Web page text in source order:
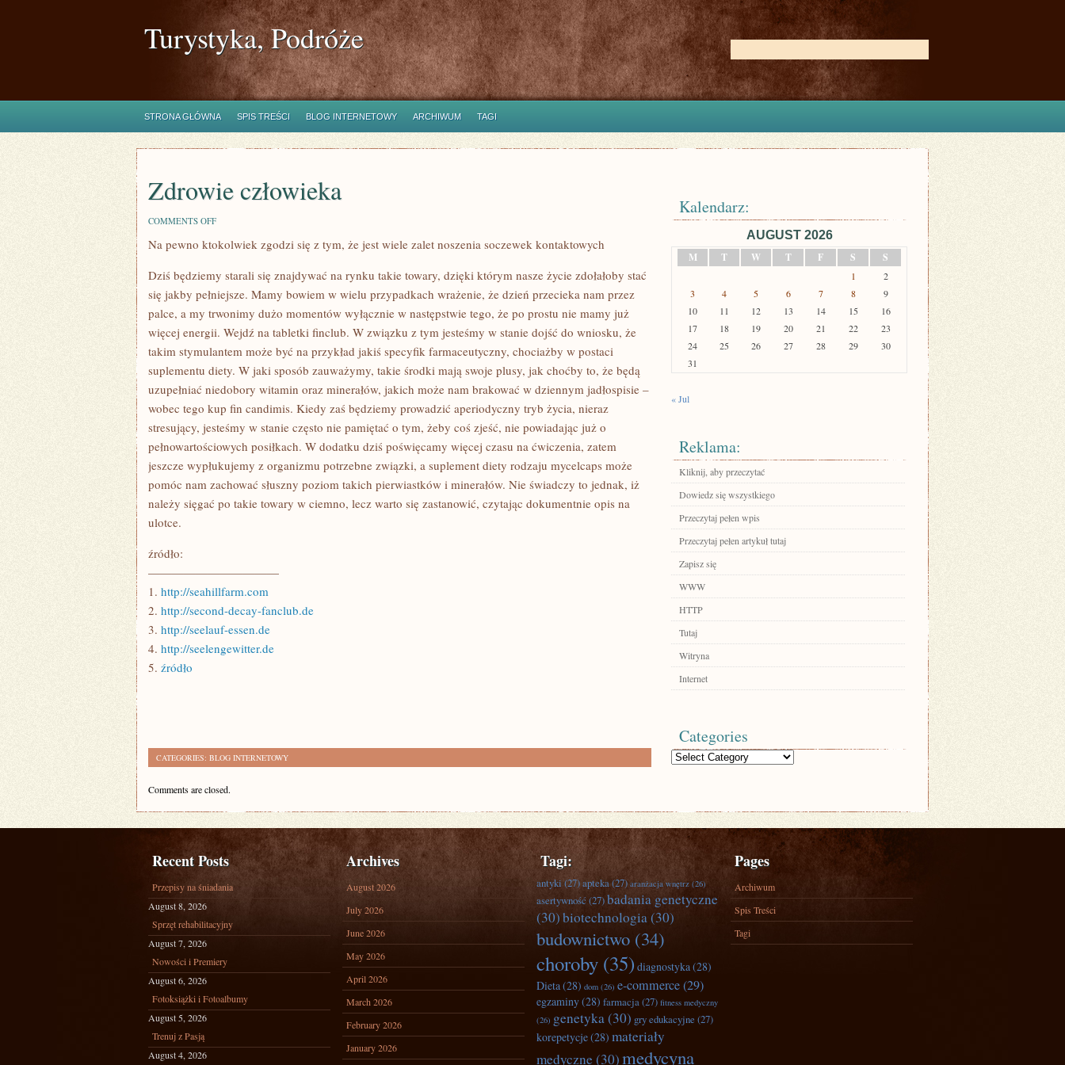
Turystyka, Podróże
STRONA GŁÓWNA SPIS TREŚCI BLOG INTERNETOWY ARCHIWUM TAGI
Zdrowie człowieka
COMMENTS OFFON
CZŁOWIEKA
Na pewno ktokolwiek zgodzi się z tym, że jest wiele zalet noszenia soczewek kontaktowych
Dziś będziemy starali się znajdywać na rynku takie towary, dzięki którym nasze życie zdołałoby stać
się jakby pełniejsze. Mamy bowiem w wielu przypadkach wrażenie, że dzień przecieka nam przez
palce, a my trwonimy dużo momentów wyłącznie w następstwie tego, że po prostu nie mamy już
więcej energii. Wejdź na tabletki finclub. W związku z tym jesteśmy w stanie dojść do wniosku, że
takim stymulantem może być na przykład jakiś specyfik farmaceutyczny, chociażby w postaci
suplementu diety. W jaki sposób zauważymy, takie środki mają swoje plusy, jak choćby to, że będą
uzupełniać niedobory witamin oraz minerałów, jakich może nam brakować w dziennym jadłospisie –
wobec tego kup fin candimis. Kiedy zaś będziemy prowadzić aperiodyczny tryb życia, nieraz
stresujący, jesteśmy w stanie często nie pamiętać o tym, żeby coś zjeść, nie powiadając już o
pełnowartościowych posiłkach. W dodatku dziś poświęcamy więcej czasu na ćwiczenia, zatem
jeszcze wypłukujemy z organizmu potrzebne związki, a suplement diety rodzaju mycelcaps może
pomóc nam zachować słuszny poziom takich pierwiastków i minerałów. Nie świadczy to jednak, iż
należy sięgać po takie towary w ciemno, lecz warto się zastanowić, czytając dokumentnie opis na
ulotce.
źródło:
———————————
1. http://seahillfarm.com
2. http://second-decay-fanclub.de
3. http://seelauf-essen.de
4. http://seelengewitter.de
5. źródło
CATEGORIES: BLOG INTERNETOWY
Comments are closed.
Kalendarz:
AUGUST 2026
M
T W T F S S
1
2
3
4 5 6 7 8
9
10
11 12 13 14 15
16
17
18 19 20 21 22
23
24
25 26 27 28 29
30
31
« Jul
Reklama:
Kliknij, aby przeczytać
Dowiedz się wszystkiego
Przeczytaj pełen wpis
Przeczytaj pełen artykuł tutaj
Zapisz się
WWW
HTTP
Tutaj
Witryna
Internet
Categories
Categories
Recent Posts
Przepisy na śniadania
August 8, 2026
Sprzęt rehabilitacyjny
August 7, 2026
Nowości i Premiery
August 6, 2026
Fotoksiążki i Fotoalbumy
August 5, 2026
Trenuj z Pasją
August 4, 2026
Archives
August 2026
July 2026
June 2026
May 2026
April 2026
March 2026
February 2026
January 2026
Tagi:
antyki(27)apteka(27) aranżacja wnętrz (26)
asertywność (27)badania genetyczne
(30)biotechnologia(30)
budownictwo (34)
choroby (35) diagnostyka(28)
Dieta(28) dom (26) e-commerce(29)
egzaminy(28) farmacja(27) fitness medyczny
(26) genetyka(30) gry edukacyjne (27)
korepetycje(28) materiały
medyczne (30)medycyna
Pages
Archiwum
Spis Treści
Tagi